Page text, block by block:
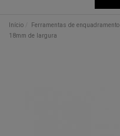
Início Ferramentas de enquadramento
18mm de largura